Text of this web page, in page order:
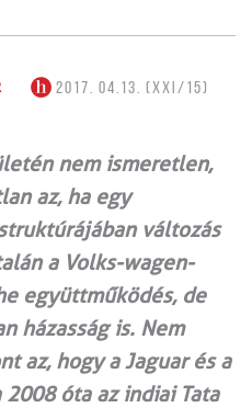
2017. 04.13. (XXI/15)
nem ismeretlen,
az, ha egy
változás
a Volks-wagen-
együttműködés, de
házasság is. Nem
az, hogy a Jaguar és a
óta az indiai Tata